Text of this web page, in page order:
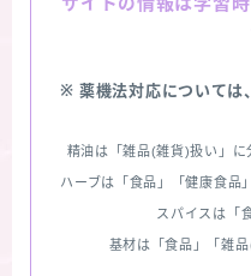
サイトの
※ 薬機法対応については
精油は「雑品(雑貨)扱い」
ハーブは「食品」「健康食品
スパイスは「
基材は「食品」「雑